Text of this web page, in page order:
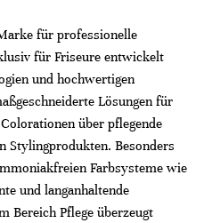
für professionelle
für Friseure entwickelt
und hochwertigen
Lösungen für
über pflegende
Stylingprodukten. Besonders
Farbsysteme wie
und langanhaltende
Bereich Pflege überzeugt